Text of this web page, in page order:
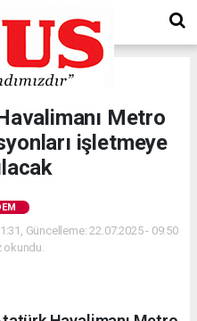
Metro
işletmeye
Güncelleme: 22.07.2025 - 09:50
okundu.